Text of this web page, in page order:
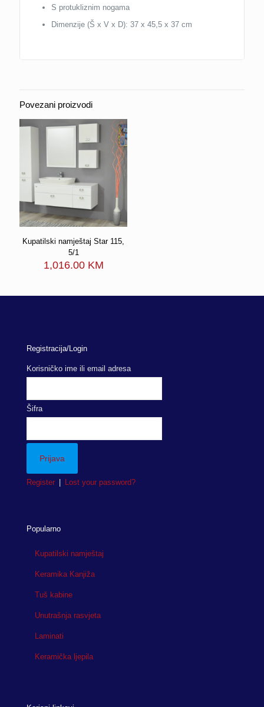
S protukliznim nogama
Dimenzije (Š x V x D): 37 x 45,5 x 37 cm
Povezani proizvodi
Kupatilski namještaj Star 115,
5/1
1,016.00 KM
Registracija/Login
Korisničko ime ili email adresa
Šifra
Register Lost your password?
Popularno
Kupatilski namještaj
Keramika Kanjiža
Tuš kabine
Unutrašnja rasvjeta
Laminati
Keramička ljepila